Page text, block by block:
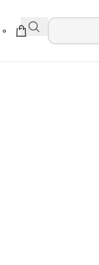
0